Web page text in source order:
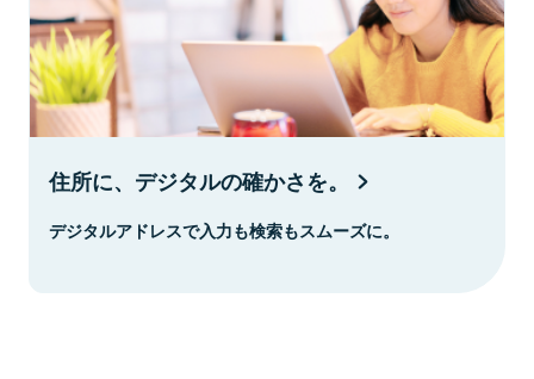
住所に、デジタルの確かさを。
デジタルアドレスで入力も検索もスムーズに。